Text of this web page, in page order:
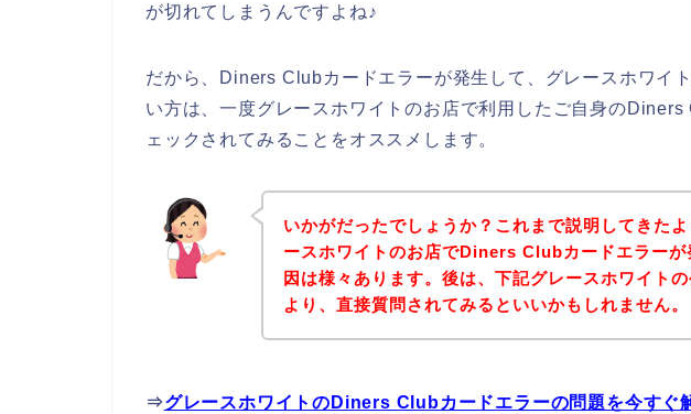
が切れてしまうんですよね♪
だから、Diners Clubカードエラーが発生して、グレースホワイ
い方は、一度グレースホワイトのお店で利用したご自身の
ェックされてみることをオススメします。
いかがだったでしょうか？これまで説明してきた
ースホワイトのお店でDiners Clubカードエラーが
因は様々あります。後は、下記グレースホワイトの
より、直接質問されてみるといいかもしれません。
⇒グレースホワイトのDiners Clubカードエラーの問題を今すぐ